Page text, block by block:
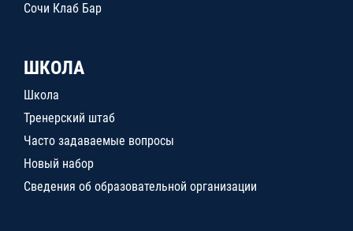
Сочи Клаб Бар
ШКОЛА
Школа
Тренерский штаб
Часто задаваемые вопросы
Новый набор
Сведения об образовательной организации